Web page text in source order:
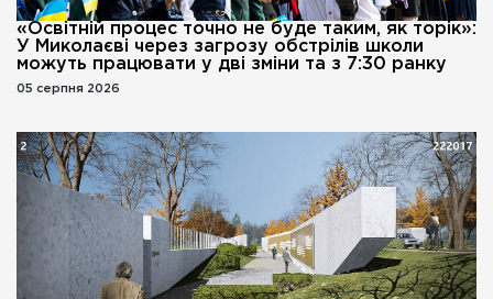
«Освітній процес точно не буде таким, як торік»:
У Миколаєві через загрозу обстрілів школи
можуть працювати у дві зміни та з 7:30 ранку
05 серпня 2026